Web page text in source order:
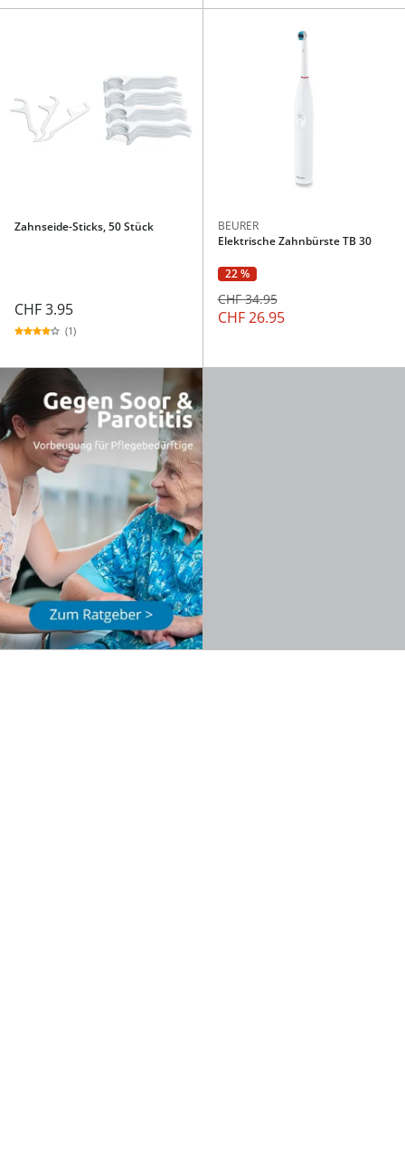
Zahnseide-Sticks, 50 Stück
CHF 3.95
(1)
BEURER
Elektrische Zahnbürste TB 30
22 %
CHF 34.95
CHF 26.95